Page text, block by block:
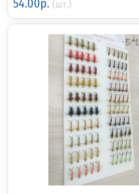
54.00р. (шт.)